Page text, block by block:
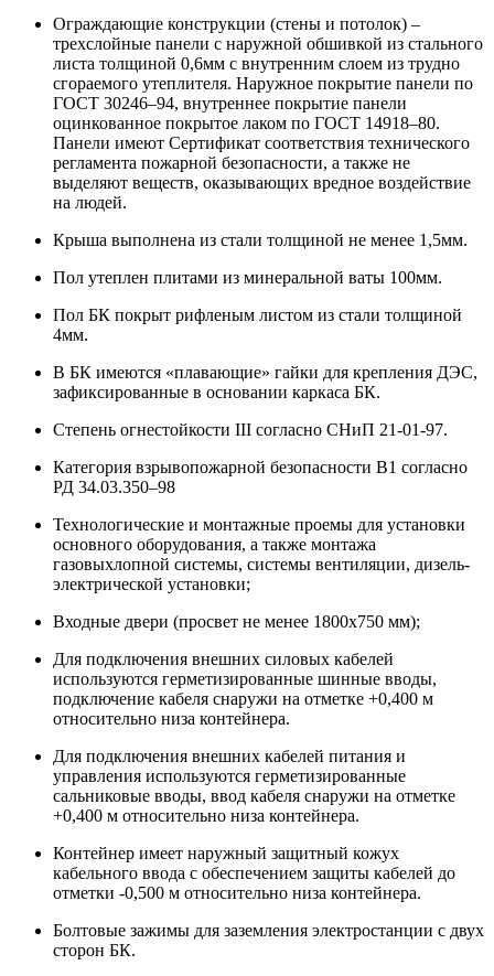
Ограждающие конструкции (стены и потолок) –
трехслойные панели с наружной обшивкой из стального
листа толщиной 0,6мм с внутренним слоем из трудно
сгораемого утеплителя. Наружное покрытие панели по
ГОСТ 30246–94, внутреннее покрытие панели
оцинкованное покрытое лаком по ГОСТ 14918–80.
Панели имеют Сертификат соответствия технического
регламента пожарной безопасности, а также не
выделяют веществ, оказывающих вредное воздействие
на людей.
Крыша выполнена из стали толщиной не менее 1,5мм.
Пол утеплен плитами из минеральной ваты 100мм.
Пол БК покрыт рифленым листом из стали толщиной
4мм.
В БК имеются «плавающие» гайки для крепления ДЭС,
зафиксированные в основании каркаса БК.
Степень огнестойкости III согласно СНиП 21-01-97.
Категория взрывопожарной безопасности В1 согласно
РД 34.03.350–98
Технологические и монтажные проемы для установки
основного оборудования, а также монтажа
газовыхлопной системы, системы вентиляции, дизель-
электрической установки;
Входные двери (просвет не менее 1800х750 мм);
Для подключения внешних силовых кабелей
используются герметизированные шинные вводы,
подключение кабеля снаружи на отметке +0,400 м
относительно низа контейнера.
Для подключения внешних кабелей питания и
управления используются герметизированные
сальниковые вводы, ввод кабеля снаружи на отметке
+0,400 м относительно низа контейнера.
Контейнер имеет наружный защитный кожух
кабельного ввода с обеспечением защиты кабелей до
отметки -0,500 м относительно низа контейнера.
Болтовые зажимы для заземления электростанции с двух
сторон БК.